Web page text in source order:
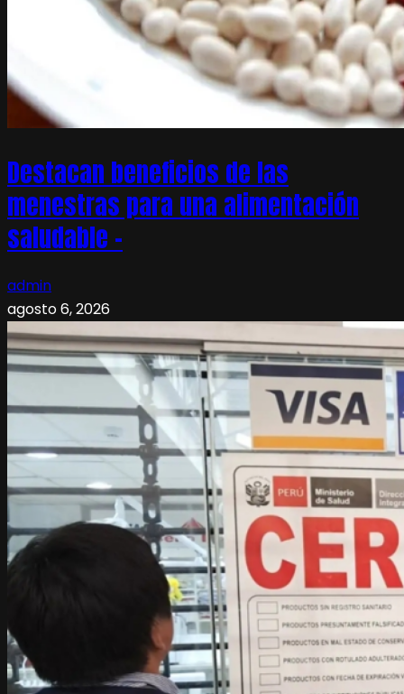
Destacan beneficios de las
menestras para una alimentación
saludable –
admin
agosto 6, 2026